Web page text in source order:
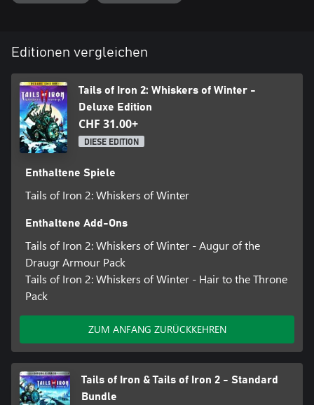
Editionen vergleichen
Tails of Iron 2: Whiskers of Winter -
Deluxe Edition
CHF 31.00+
DIESE EDITION
Enthaltene Spiele
Tails of Iron 2: Whiskers of Winter
Enthaltene Add-Ons
Tails of Iron 2: Whiskers of Winter - Augur of the
Draugr Armour Pack
Tails of Iron 2: Whiskers of Winter - Hair to the Throne
Pack
ZUM ANFANG ZURÜCKKEHREN
Tails of Iron & Tails of Iron 2 - Standard
Bundle